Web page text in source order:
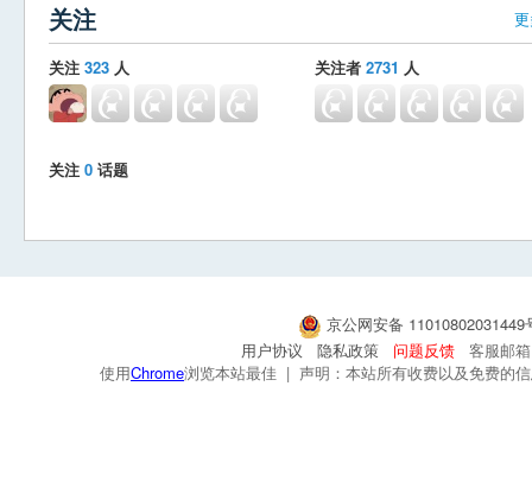
关注
关注 323 人 关注者 2731 人
关注 0 话题
京公网安备
用户协议
隐私政策 问题反馈
客服邮
使用Chrome浏览本站最佳 | 声明：本站所有收费以及免费的